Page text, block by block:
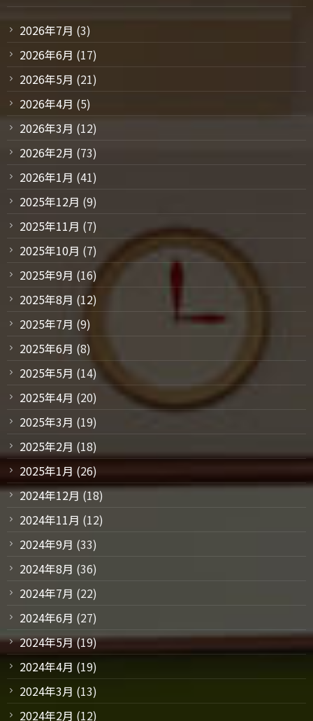
2026年7月 (3)
2026年6月 (17)
2026年5月 (21)
2026年4月 (5)
2026年3月 (12)
2026年2月 (73)
2026年1月 (41)
2025年12月 (9)
2025年11月 (7)
2025年10月 (7)
2025年9月 (16)
2025年8月 (12)
2025年7月 (9)
2025年6月 (8)
2025年5月 (14)
2025年4月 (20)
2025年3月 (19)
2025年2月 (18)
2025年1月 (26)
2024年12月 (18)
2024年11月 (12)
2024年9月 (33)
2024年8月 (36)
2024年7月 (22)
2024年6月 (27)
2024年5月(19)
2024年4月 (19)
2024年3月 (13)
2024年2月 (12)